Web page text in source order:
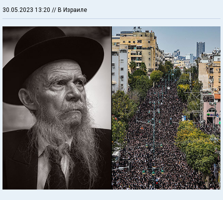
30.05.2023 13:20 // В Израиле